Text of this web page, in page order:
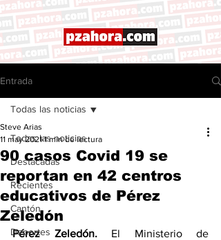
Entrada
Todas las noticias
Destacadas
Recientes
Cantón
Deportes
Todas las noticias
90 casos Covid 19 se
reportan en 42 centros
educativos de Pérez
Zeledón
Steve Arias
11 may 2021 1 min de lectura
Pérez Zeledón. El Ministerio de